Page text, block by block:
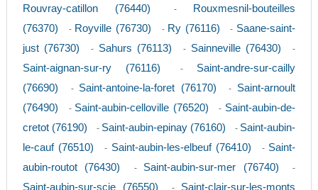
Rouvray-catillon (76440) -
Rouxmesnil-bouteilles
(76370)
- Royville (76730) - Ry (76116) - Saane-saint-
just (76730)
- Sahurs (76113) - Sainneville (76430) -
Saint-aignan-sur-ry (76116) - Saint-andre-sur-cailly
(76690)
- Saint-antoine-la-foret (76170) - Saint-arnoult
(76490)
- Saint-aubin-celloville (76520) - Saint-aubin-de-
cretot (76190)
- Saint-aubin-epinay (76160) - Saint-aubin-
le-cauf (76510)
- Saint-aubin-les-elbeuf (76410) - Saint-
aubin-routot (76430)
- Saint-aubin-sur-mer (76740) -
Saint-aubin-sur-scie (76550)
Saint-clair-sur-les-monts